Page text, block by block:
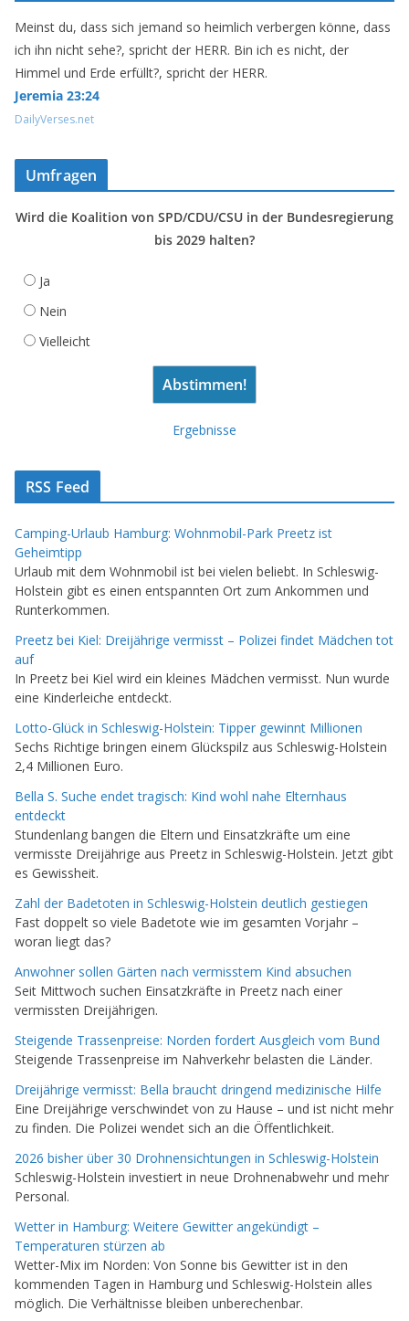
Meinst du, dass sich jemand so heimlich verbergen könne, dass
ich ihn nicht sehe?, spricht der HERR. Bin ich es nicht, der
Himmel und Erde erfüllt?, spricht der HERR.
Jeremia 23:24
DailyVerses.net
Umfragen
Wird die Koalition von SPD/CDU/CSU in der Bundesregierung
bis 2029 halten?
Ja
Nein
Vielleicht
Ergebnisse
RSS Feed
Camping-Urlaub Hamburg: Wohnmobil-Park Preetz ist
Geheimtipp
Urlaub mit dem Wohnmobil ist bei vielen beliebt. In Schleswig-
Holstein gibt es einen entspannten Ort zum Ankommen und
Runterkommen.
Preetz bei Kiel: Dreijährige vermisst – Polizei findet Mädchen tot
auf
In Preetz bei Kiel wird ein kleines Mädchen vermisst. Nun wurde
eine Kinderleiche entdeckt.
Lotto-Glück in Schleswig-Holstein: Tipper gewinnt Millionen
Sechs Richtige bringen einem Glückspilz aus Schleswig-Holstein
2,4 Millionen Euro.
Bella S. Suche endet tragisch: Kind wohl nahe Elternhaus
entdeckt
Stundenlang bangen die Eltern und Einsatzkräfte um eine
vermisste Dreijährige aus Preetz in Schleswig-Holstein. Jetzt gibt
es Gewissheit.
Zahl der Badetoten in Schleswig-Holstein deutlich gestiegen
Fast doppelt so viele Badetote wie im gesamten Vorjahr –
woran liegt das?
Anwohner sollen Gärten nach vermisstem Kind absuchen
Seit Mittwoch suchen Einsatzkräfte in Preetz nach einer
vermissten Dreijährigen.
Steigende Trassenpreise: Norden fordert Ausgleich vom Bund
Steigende Trassenpreise im Nahverkehr belasten die Länder.
Dreijährige vermisst: Bella braucht dringend medizinische Hilfe
Eine Dreijährige verschwindet von zu Hause – und ist nicht mehr
zu finden. Die Polizei wendet sich an die Öffentlichkeit.
2026 bisher über 30 Drohnensichtungen in Schleswig-Holstein
Schleswig-Holstein investiert in neue Drohnenabwehr und mehr
Personal.
Wetter in Hamburg: Weitere Gewitter angekündigt –
Temperaturen stürzen ab
Wetter-Mix im Norden: Von Sonne bis Gewitter ist in den
kommenden Tagen in Hamburg und Schleswig-Holstein alles
möglich. Die Verhältnisse bleiben unberechenbar.